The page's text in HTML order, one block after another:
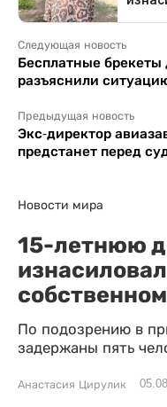
Следующая новость
Бесплатные
разъяснили
Предыдущая новость
Экс-директор
предстанет перед
Новости мира
15-летнюю
По подозрению в
задержаны пять
Анастасия Цирулик